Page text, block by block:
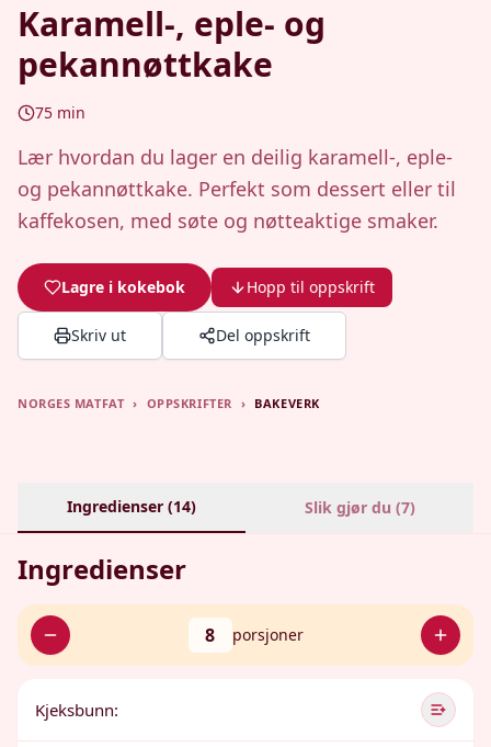
Karamell-, eple- og
pekannøttkake
75 min
Lær hvordan du lager en deilig karamell-, eple-
og pekannøttkake. Perfekt som dessert eller til
kaffekosen, med søte og nøtteaktige smaker.
Lagre i kokebok Hopp til oppskrift
Skriv ut Del oppskrift
NORGES MATFAT › OPPSKRIFTER › BAKEVERK
Ingredienser (14) Slik gjør du (7)
Ingredienser
8 porsjoner
Kjeksbunn: